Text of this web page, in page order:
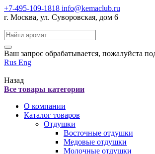
+7-495-109-1818 info@kemaclub.ru
г. Москва, ул. Суворовская, дом 6
Поиск:
Ваш запрос обрабатывается, пожалуйста
Rus Eng
Назад
Все товары категории
О компании
Каталог товаров
Отдушки
Восточные отдушки
Медовые отдушки
Молочные отдушки